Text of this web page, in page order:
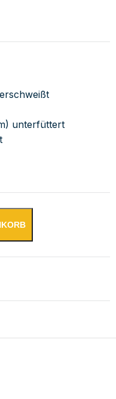
unterfüttert
Aufkantung